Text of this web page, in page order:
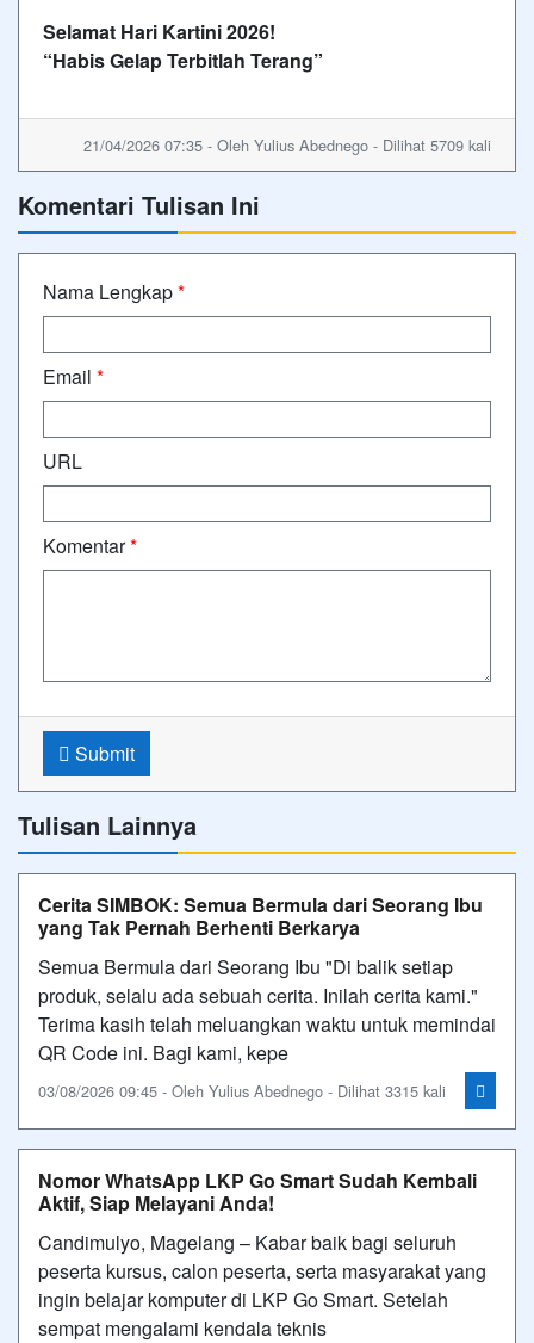
Selamat Hari Kartini 2026!
“Habis Gelap Terbitlah Terang”
21/04/2026 07:35 - Oleh Yulius Abednego - Dilihat 5709 kali
Komentari Tulisan Ini
Nama Lengkap*
Email *
URL
Komentar*
Submit
Tulisan Lainnya
Cerita SIMBOK: Semua Bermula dari Seorang Ibu
yang Tak Pernah Berhenti Berkarya
Semua Bermula dari Seorang Ibu "Di balik setiap
produk, selalu ada sebuah cerita. Inilah cerita kami."
Terima kasih telah meluangkan waktu untuk memindai
QR Code ini. Bagi kami, kepe
03/08/2026 09:45 - Oleh Yulius Abednego - Dilihat 3315 kali
Nomor WhatsApp LKP Go Smart Sudah Kembali
Aktif, Siap Melayani Anda!
Candimulyo, Magelang – Kabar baik bagi seluruh
peserta kursus, calon peserta, serta masyarakat yang
ingin belajar komputer di LKP Go Smart. Setelah
sempat mengalami kendala teknis